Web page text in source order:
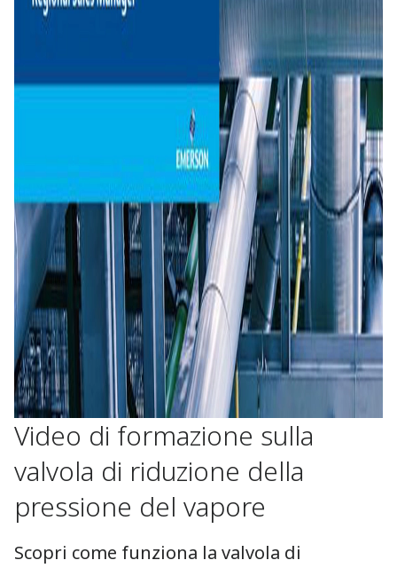
Video di formazione sulla
valvola di riduzione della
pressione del vapore
Scopri come funziona la valvola di